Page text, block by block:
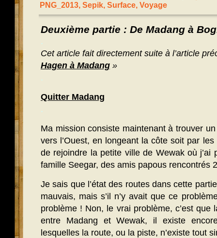
PNG_2013, Sepik, Surface, Voyage
Deuxième partie : De Madang à
.
Cet article fait directement suite à l’article
Hagen à Madang »
.
Quitter Madang
.
Ma mission consiste maintenant à trouver
vers l’Ouest, en longeant la côte soit par
de rejoindre la petite ville de Wewak où j’ai
famille Seegar, des amis papous rencontrés
Je sais que l’état des routes dans cette
mauvais, mais s’il n’y avait que ce
problème ! Non, le vrai problème, c’est que
entre Madang et Wewak, il existe
lesquelles la route, ou la piste, n’existe tout